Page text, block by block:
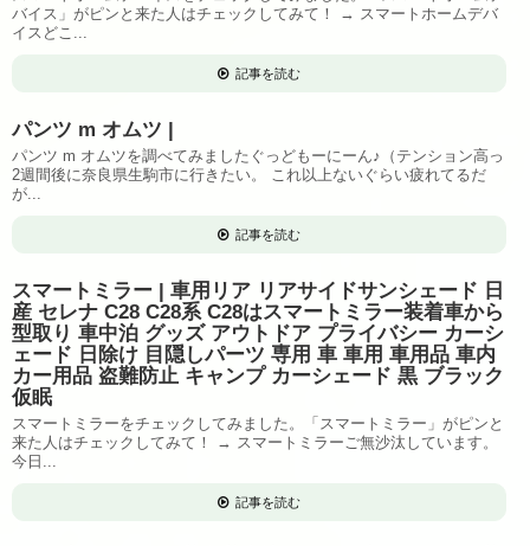
バイス」がピンと来た人はチェックしてみて！ → スマートホームデバ
イスどこ...
記事を読む
パンツ m オムツ |
パンツ m オムツを調べてみましたぐっどもーにーん♪（テンション高っ
2週間後に奈良県生駒市に行きたい。 これ以上ないぐらい疲れてるだ
が...
記事を読む
スマートミラー | 車用リア リアサイドサンシェード 日
産 セレナ C28 C28系 C28はスマートミラー装着車から
型取り 車中泊 グッズ アウトドア プライバシー カーシ
ェード 日除け 目隠しパーツ 専用 車 車用 車用品 車内
カー用品 盗難防止 キャンプ カーシェード 黒 ブラック
仮眠
スマートミラーをチェックしてみました。「スマートミラー」がピンと
来た人はチェックしてみて！ → スマートミラーご無沙汰しています。
今日...
記事を読む